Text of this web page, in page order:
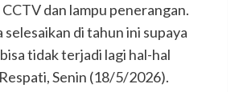
dan lampu penerangan.
selesaikan di tahun ini supaya
tidak terjadi lagi hal-hal
Senin (18/5/2026).